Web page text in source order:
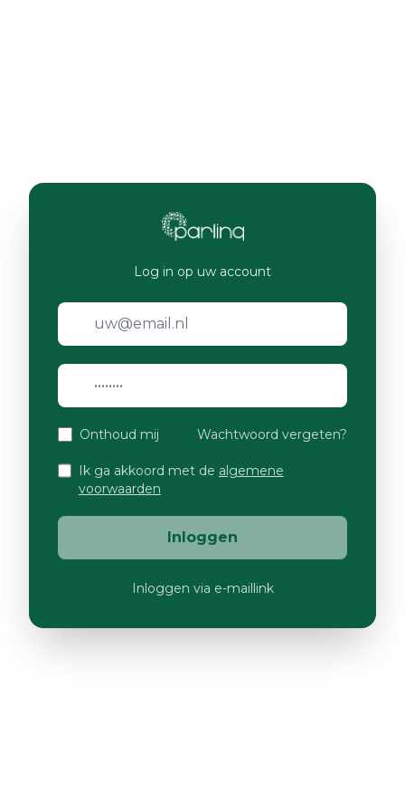
Log in op uw account
Onthoud mij Wachtwoord vergeten?
Ik ga akkoord met de algemene
voorwaarden
Inloggen
Inloggen via e-maillink